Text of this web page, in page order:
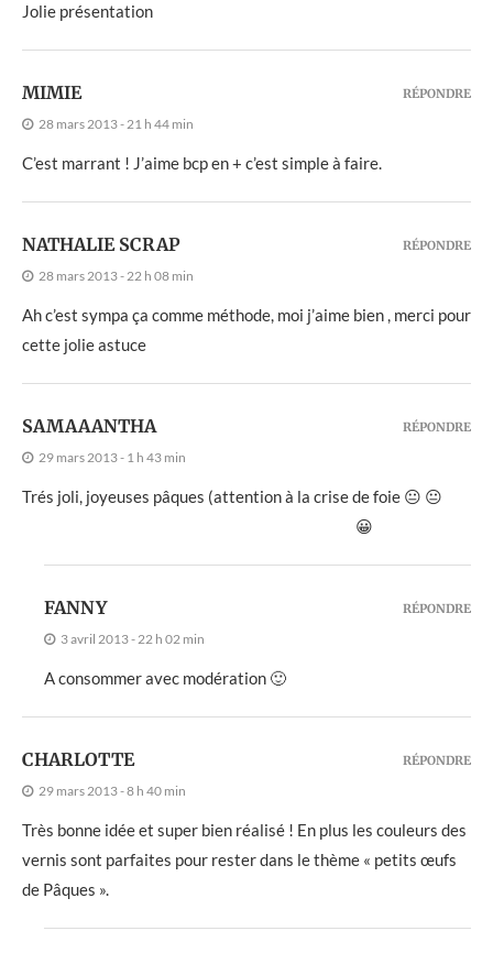
Jolie présentation
MIMIE
28 mars 2013 - 21 h 44 min
C’est marrant ! J’aime bcp en + c’est simple à faire.
RÉPONDRE
NATHALIE SCRAP
28 mars 2013 - 22 h 08 min
Ah c’est sympa ça comme méthode, moi j’aime bien , merci pour
cette jolie astuce
RÉPONDRE
SAMAAANTHA
29 mars 2013 - 1 h 43 min
Trés joli, joyeuses pâques (attention à la crise de foie 😐 😐
😀
RÉPONDRE
FANNY
3 avril 2013 - 22 h 02 min
A consommer avec modération 🙂
RÉPONDRE
CHARLOTTE
29 mars 2013 - 8 h 40 min
Très bonne idée et super bien réalisé ! En plus les couleurs des
vernis sont parfaites pour rester dans le thème « petits œufs
de Pâques ».
RÉPONDRE